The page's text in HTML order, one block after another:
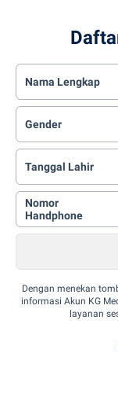
Nama Lengkap
Gender
Tanggal Lahir
Nomor
Handphone
Dengan menekan
informasi Akun KG
layanan